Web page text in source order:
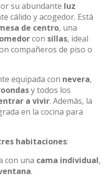
su abundante luz
cálido y acogedor. Está
de centro, una
con sillas, ideal
compañeros de piso o
equipada con nevera,
y todos los
a vivir. Además, la
en la cocina para
habitaciones:
con una cama individual,
.